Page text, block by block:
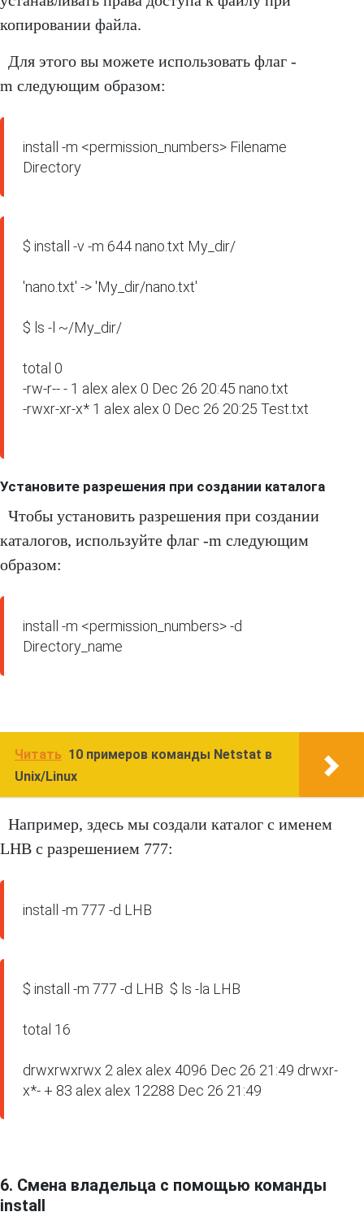
копировании файла.
Для этого вы можете использовать флаг -
m следующим образом:
install -m <permission_numbers> Filename
Directory
$ install -v -m 644 nano.txt My_dir/
'nano.txt' -> 'My_dir/nano.txt'
$ ls -l ~/My_dir/
total 0
-rw-r-- - 1 alex alex 0 Dec 26 20:45 nano.txt
-rwxr-xr-x* 1 alex alex 0 Dec 26 20:25 Test.txt
Установите разрешения при создании каталога
Чтобы установить разрешения при создании
каталогов, используйте флаг -m следующим
образом:
install -m <permission_numbers> -d
Directory_name
Читать 10 примеров команды Netstat в
Unix/Linux
Например, здесь мы создали каталог с именем
LHB с разрешением 777:
install -m 777 -d LHB
$ install -m 777 -d LHB  $ ls -la LHB
total 16
drwxrwxrwx 2 alex alex 4096 Dec 26 21:49 drwxr-
x*- + 83 alex alex 12288 Dec 26 21:49
6. Смена владельца с помощью команды
install